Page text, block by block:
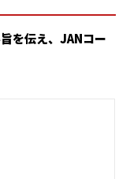
を伝え、JANコー